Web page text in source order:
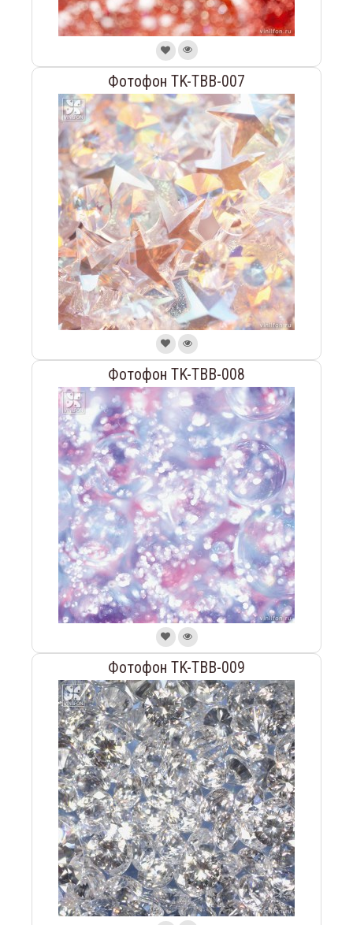
Фотофон TK-TBB-007
Фотофон TK-TBB-008
Фотофон TK-TBB-009